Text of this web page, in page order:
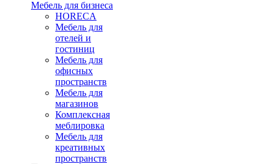
Мебель для бизнеса
HORECA
Мебель для
отелей и
гостиниц
Мебель для
офисных
пространств
Мебель для
магазинов
Комплексная
меблировка
Мебель для
креативных
пространств